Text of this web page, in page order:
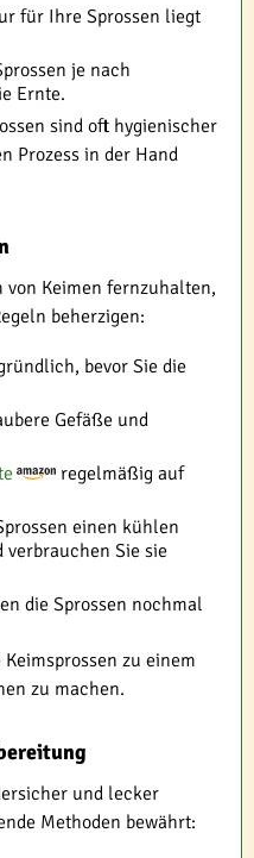
für Ihre Sprossen liegt
je nach
Ernte.
sind oft hygienischer
Prozess in der Hand
von Keimen fernzuhalten,
beherzigen:
bevor Sie die
Gefäße und
regelmäßig auf
einen kühlen
Sie sie
die Sprossen nochmal
zu einem
zu machen.
und lecker
Methoden bewährt: